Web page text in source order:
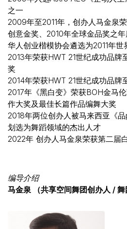
之一
2009年至2011年，创办人马金泉
创意金奖、2010年全球金品奖之
华人创业楷模协会遴选为2011年世
2013年荣获HWT 21世纪成功品牌
奖
2014年荣获HWT 21世纪成功品牌
2017年《黑白变》荣获BOH金马
作大奖及最佳长篇作品编舞大奖
2018年两位创办人被马来西亚《
划选为舞蹈领域的杰出人才
2022年 创办人马金泉荣获第二届
编导介绍
马金泉 （共享空间舞团创办人 / 舞